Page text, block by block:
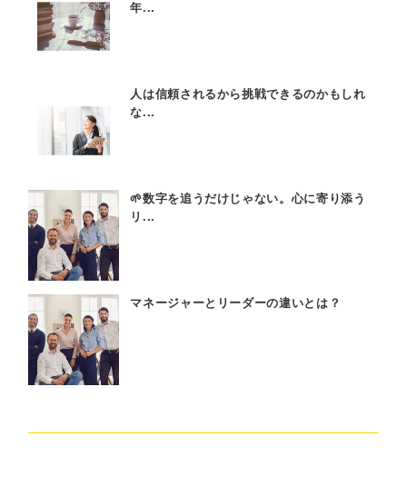
年...
人は信頼されるから挑戦できるのかもしれ
な...
🌱数字を追うだけじゃない。心に寄り添う
リ...
マネージャーとリーダーの違いとは？